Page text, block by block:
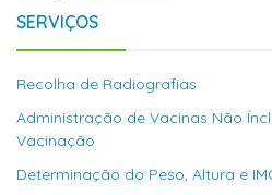
SERVIÇOS
Recolha de Radiografias
Administração de Vacinas Não
Vacinação
Determinação do Peso, Altura e